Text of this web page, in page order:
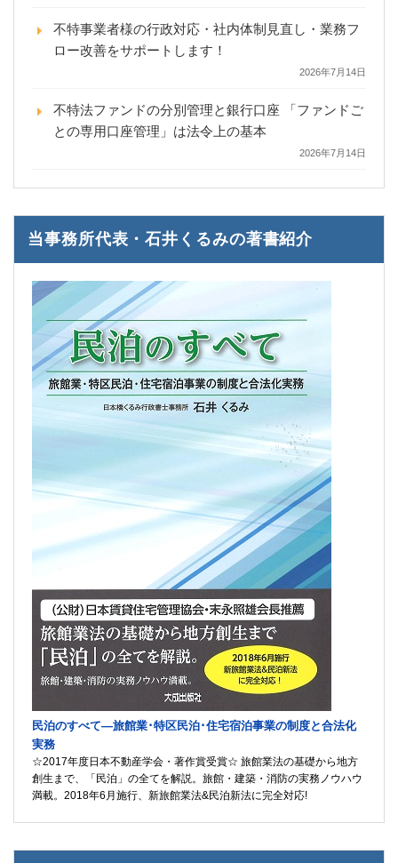
不特事業者様の行政対応・社内体制見直し・業務フ
ロー改善をサポートします！
2026年7月14日
不特法ファンドの分別管理と銀行口座 「ファンドご
との専用口座管理」は法令上の基本
2026年7月14日
当事務所代表・石井くるみの著書紹介
民泊のすべて―旅館業･特区民泊･住宅宿泊事業の制度と合法化
実務
☆2017年度日本不動産学会・著作賞受賞☆ 旅館業法の基礎から地方
創生まで、「民泊」の全てを解説。旅館・建築・消防の実務ノウハウ
満載。2018年6月施行、新旅館業法&民泊新法に完全対応!